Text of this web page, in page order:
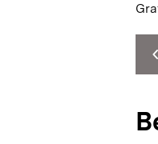
chevron_left